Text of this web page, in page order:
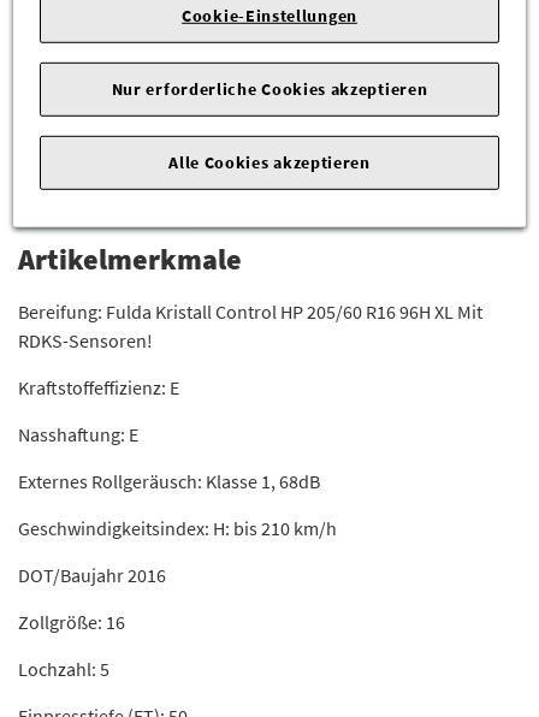
Falls Sie sich nicht sicher sind ob die Räder auf Ihr Fahrzeug
passen, helfen wir Ihnen gerne weiter.
Senden Sie uns einfach die Fahrgestellnummer Ihres
Fahrzeugs und wir überprüfen es für Sie.
HINWEIS: Es handelt sich um ein Beispielbild!!
SchwarzeStahlfelge, aber anderer Reifen.
Artikelmerkmale
Bereifung: Fulda Kristall Control HP 205/60 R16 96H XL Mit
RDKS-Sensoren!
Kraftstoffeffizienz: E
Nasshaftung: E
Externes Rollgeräusch: Klasse 1, 68dB
Geschwindigkeitsindex: H: bis 210 km/h
DOT/Baujahr 2016
Zollgröße: 16
Lochzahl: 5
Cookie-Einstellungen
Nur erforderliche Cookies akzeptieren
Alle Cookies akzeptieren